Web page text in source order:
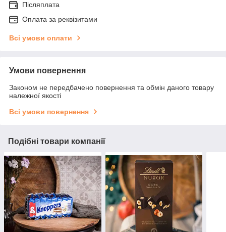
Післяплата
Оплата за реквізитами
Всі умови оплати
Умови повернення
Законом не передбачено повернення та обмін даного товару
належної якості
Всі умови повернення
Подібні товари компанії